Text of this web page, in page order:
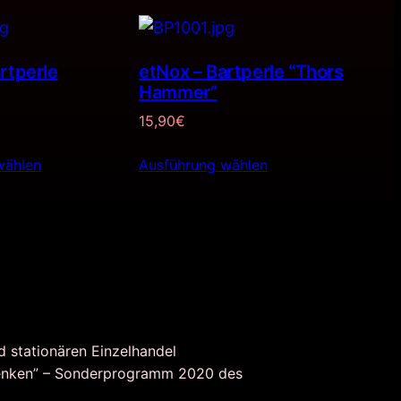
etNox – Bartperle “Thors
Hammer”
15,90€
Ausführung wählen
stationären Einzelhandel
– Sonderprogramm 2020 des